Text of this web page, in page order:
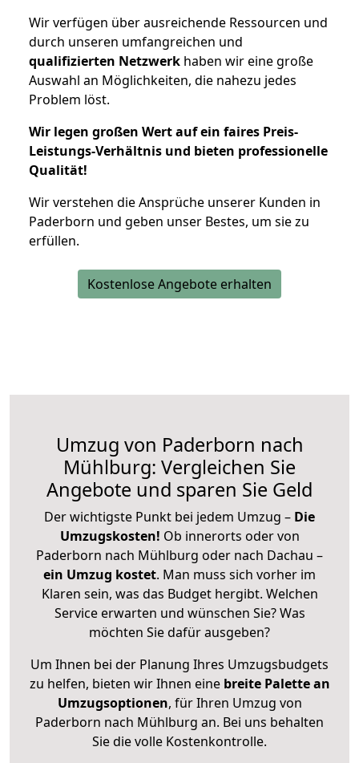
Wir verfügen über ausreichende Ressourcen und
durch unseren umfangreichen und
qualifizierten Netzwerk haben wir eine große
Auswahl an Möglichkeiten, die nahezu jedes
Problem löst.
Wir legen großen Wert auf ein faires Preis-
Leistungs-Verhältnis und bieten professionelle
Qualität!
Wir verstehen die Ansprüche unserer Kunden in
Paderborn und geben unser Bestes, um sie zu
erfüllen.
Kostenlose Angebote erhalten
Umzug von Paderborn nach
Mühlburg: Vergleichen Sie
Angebote und sparen Sie Geld
Der wichtigste Punkt bei jedem Umzug – Die
Umzugskosten! Ob innerorts oder von
Paderborn nach Mühlburg oder nach Dachau –
ein Umzug kostet. Man muss sich vorher im
Klaren sein, was das Budget hergibt. Welchen
Service erwarten und wünschen Sie? Was
möchten Sie dafür ausgeben?
Um Ihnen bei der Planung Ihres Umzugsbudgets
zu helfen, bieten wir Ihnen eine breite Palette an
Umzugsoptionen, für Ihren Umzug von
Paderborn nach Mühlburg an. Bei uns behalten
Sie die volle Kostenkontrolle.